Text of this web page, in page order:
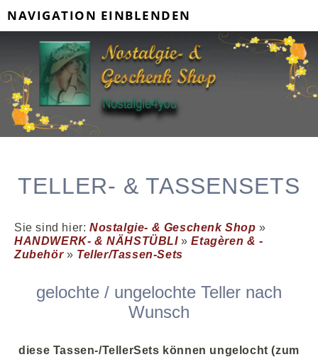
NAVIGATION EINBLENDEN
TELLER- & TASSENSETS
Sie sind hier: Nostalgie- & Geschenk Shop »
HANDWERK- & NÄHSTÜBLI»Etagèren & -
Zubehör» Teller/Tassen-Sets
gelochte / ungelochte Teller nach
Wunsch
diese Tassen-/TellerSets können ungelocht (zum